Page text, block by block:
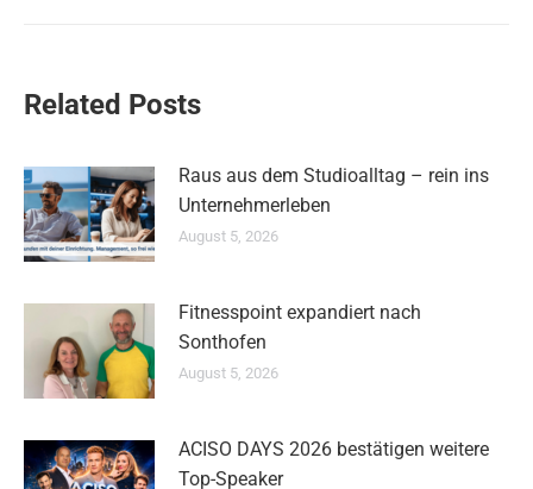
Related Posts
Raus aus dem Studioalltag – rein ins
Unternehmerleben
August 5, 2026
Fitnesspoint expandiert nach
Sonthofen
August 5, 2026
ACISO DAYS 2026 bestätigen weitere
Top-Speaker